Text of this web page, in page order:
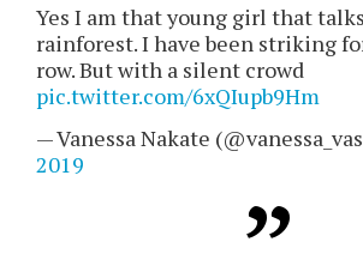
Yes I am that young girl that
rainforest. I have been striking
row. But with a silent crowd
pic.twitter.com/6xQIupb9Hm
— Vanessa Nakate
2019